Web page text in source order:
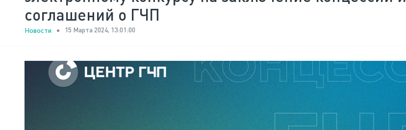
соглашений о ГЧП
Новости 15 Марта 2024, 13:01:00